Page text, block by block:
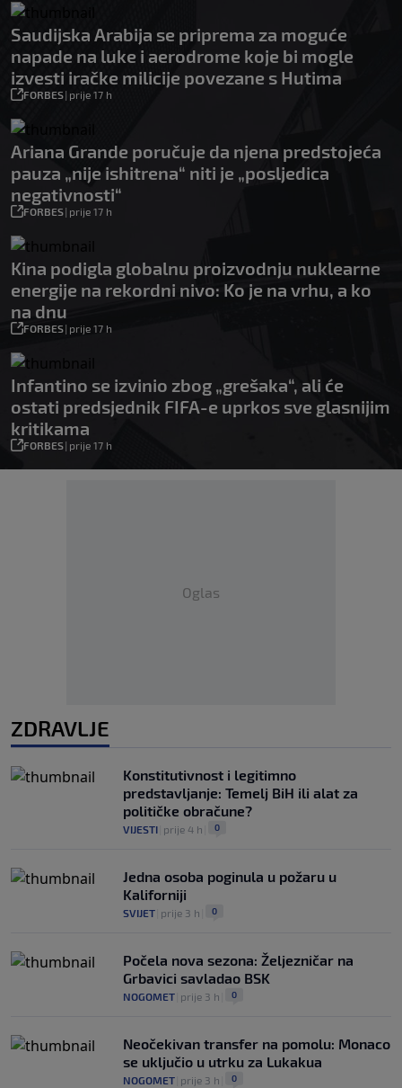
Saudijska Arabija se priprema za moguće
napade na luke i aerodrome koje bi mogle
izvesti iračke milicije povezane s Hutima
FORBES| prije 17 h
Ariana Grande poručuje da njena predstojeća
pauza „nije ishitrena“ niti je „posljedica
negativnosti“
FORBES| prije 17 h
Kina podigla globalnu proizvodnju nuklearne
energije na rekordni nivo: Ko je na vrhu, a ko
na dnu
FORBES| prije 17 h
Infantino se izvinio zbog „grešaka“, ali će
ostati predsjednik FIFA-e uprkos sve glasnijim
kritikama
FORBES| prije 17 h
Oglas
ZDRAVLJE
Konstitutivnost i legitimno
predstavljanje: Temelj BiH ili alat za
političke obračune?
VIJESTI prije 4 h 0
Jedna osoba poginula u požaru u
Kaliforniji
SVIJET prije 3 h 0
Počela nova sezona: Željezničar na
Grbavici savladao BSK
NOGOMET prije 3 h 0
Neočekivan transfer na pomolu: Monaco
se uključio u utrku za Lukakua
NOGOMET prije 3 h 0